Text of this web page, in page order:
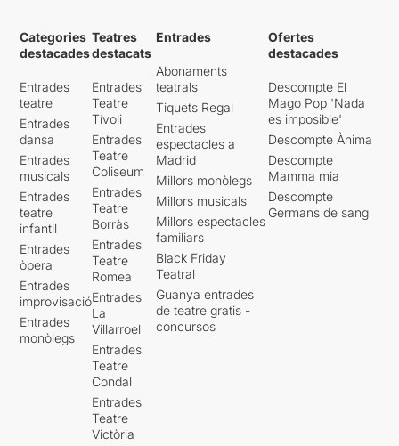
Categories
destacades
Entrades
teatre
Entrades
dansa
Entrades
musicals
Entrades
teatre
infantil
Entrades
òpera
Entrades
improvisació
Entrades
monòlegs
Teatres
destacats
Entrades
Teatre
Tívoli
Entrades
Teatre
Coliseum
Entrades
Teatre
Borràs
Entrades
Teatre
Romea
Entrades
La
Villarroel
Entrades
Teatre
Condal
Entrades
Teatre
Victòria
Entrades
Abonaments
teatrals
Tiquets Regal
Entrades
espectacles a
Madrid
Millors monòlegs
Millors musicals
Millors espectacles
familiars
Black Friday
Teatral
Guanya entrades
de teatre gratis -
concursos
Ofertes
destacades
Descompte El
Mago Pop 'Nada
es imposible'
Descompte Ànima
Descompte
Mamma mia
Descompte
Germans de sang